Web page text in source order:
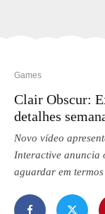
Games
Clair Obscur:
detalhes
Novo vídeo
Interactive anuncia
aguardar em